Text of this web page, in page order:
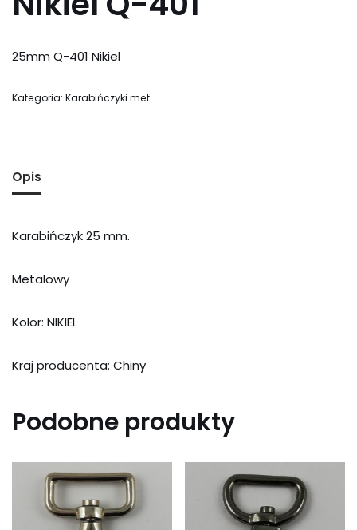
25mm Q-401 Nikiel
Kategoria: Karabińczyki met.
Opis
Karabińczyk 25 mm.
Metalowy
Kolor: NIKIEL
Kraj producenta: Chiny
Podobne produkty